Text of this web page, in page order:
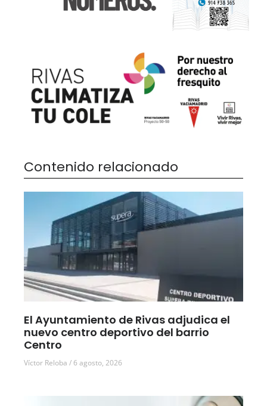
Contenido relacionado
El Ayuntamiento de Rivas adjudica el
nuevo centro deportivo del barrio
Centro
Víctor Reloba 6 agosto, 2026